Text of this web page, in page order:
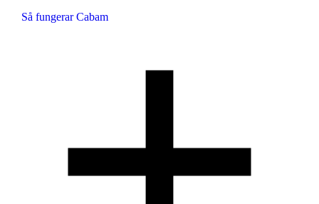
Så fungerar Cabam